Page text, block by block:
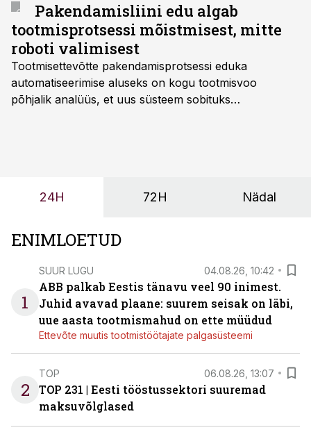
Pakendamisliini edu algab
tootmisprotsessi mõistmisest, mitte
roboti valimisest
Tootmisettevõtte pakendamisprotsessi eduka
automatiseerimise aluseks on kogu tootmisvoo
põhjalik analüüs, et uus süsteem sobituks
OÜ tegevjuht Sander Mitendorf.
24H 72H Nädal
ENIMLOETUD
1
SUUR LUGU 04.08.26, 10:42
ABB palkab Eestis tänavu veel 90 inimest.
Juhid avavad plaane: suurem seisak on läbi,
uue aasta tootmismahud on ette müüdud
Ettevõte muutis tootmistöötajate palgasüsteemi
2
TOP 06.08.26, 13:07
TOP 231 | Eesti tööstussektori suuremad
maksuvõlglased